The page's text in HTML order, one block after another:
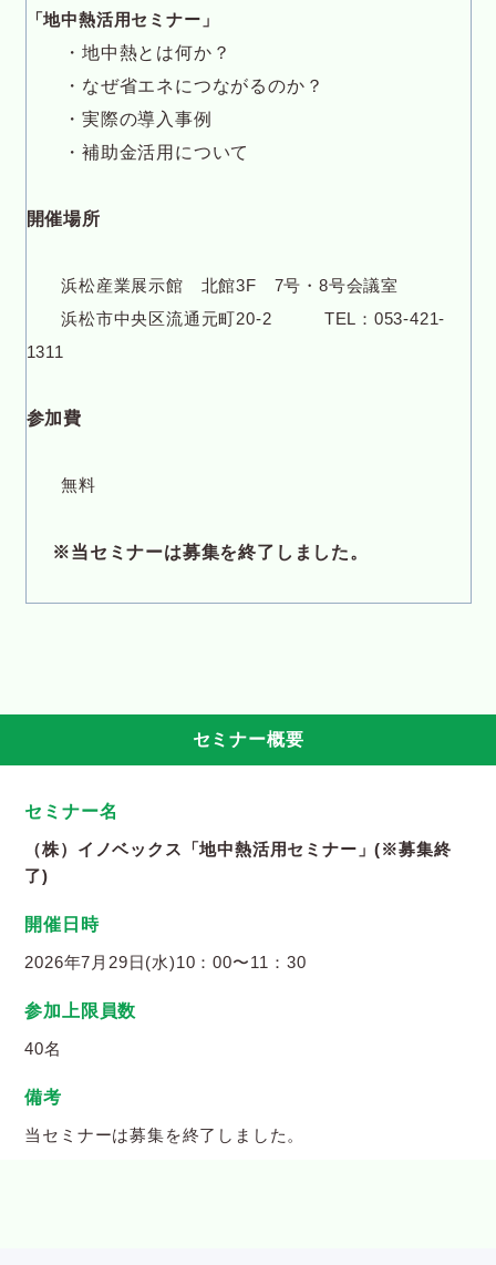
「地中熱活用セミナー」
・地中熱とは何か？
・なぜ省エネにつながるのか？
・実際の導入事例
・補助金活用について
開催場所
浜松産業展示館 北館3F 7号・8号会議室
浜松市中央区流通元町20-2 TEL：053-421-
1311
参加費
無料
※当セミナーは募集を終了しました。
セミナー概要
セミナー名
（株）イノベックス「地中熱活用セミナー」(※募集終
了)
開催日時
2026年7月29日(水)10：00〜11：30
参加上限員数
40名
備考
当セミナーは募集を終了しました。